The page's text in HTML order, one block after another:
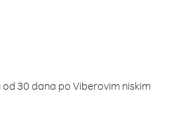
30 dana po Viberovim niskim